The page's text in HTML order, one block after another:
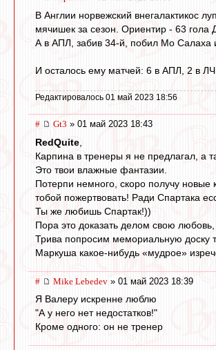
В Англии норвежский внегалактикос
мячишек за сезон. Ориентир - 63 гола
А в АПЛ, забив 34-й, побил Мо Салаха
И осталось ему матчей: 6 в АПЛ, 2 в
Редактировалось 01 май 2023 18:56
# Gt3 » 01 май 2023 18:43
RedQuite
Карпина в тренеры я не предлагал, а
Это твои влажные фантазии.
Потерпи немного, скоро получу
тобой пожертвовать! Ради Спартака
Ты же любишь Спартак!))
Пора это доказать делом свою
Трива попросим мемориальную доску
Маркуша какое-нибудь «мудрое»
# Mike Lebedev » 01 май 2023 18:39
Я Валеру искренне люблю
"А у него нет недостатков!"
Кроме одного: он не тренер